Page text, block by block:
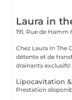
Laura in
191, Rue de Hamm
Chez Laura In The
détente et de
Lipocavitation